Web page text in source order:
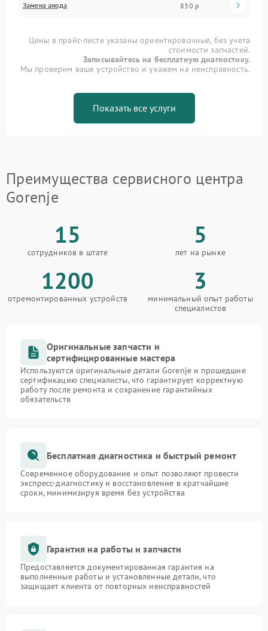
Замена анода 830 р
Цены в прайс-листе указаны ориентировочные, без учета
стоимости запчастей.
Записывайтесь на бесплатную диагностику.
Мы проверим ваше устройство и укажем на неисправность.
Показать все услуги
Преимущества сервисного центра
Gorenje
15
сотрудников в штате
5
лет на рынке
1200
отремонтированных устройств
3
минимальный опыт работы
специалистов
Оригинальные запчасти и
сертифицированные мастера
Используются оригинальные детали Gorenje и прошедшие
сертификацию специалисты, что гарантирует корректную
работу после ремонта и сохранение гарантийных
обязательств
Бесплатная диагностика и быстрый ремонт
Современное оборудование и опыт позволяют провести
экспресс-диагностику и восстановление в кратчайшие
сроки, минимизируя время без устройства
Гарантия на работы и запчасти
Предоставляется документированная гарантия на
выполненные работы и установленные детали, что
защищает клиента от повторных неисправностей